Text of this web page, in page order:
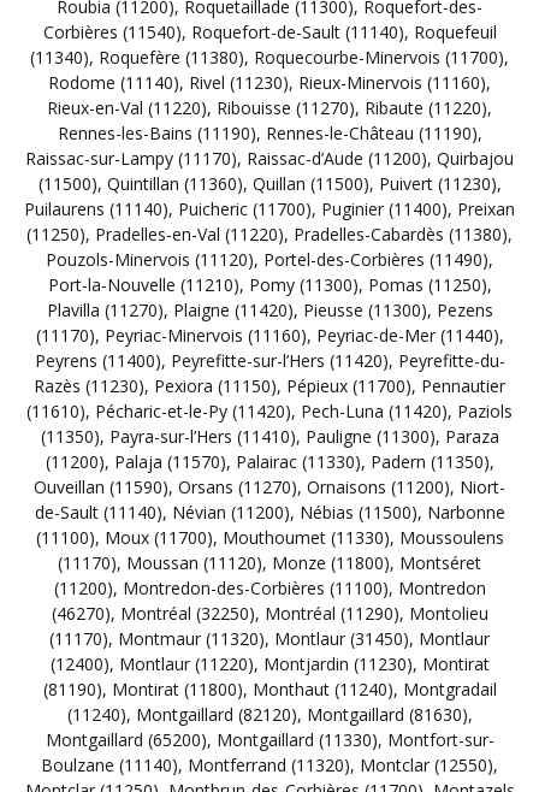
Roubia (11200), Roquetaillade (11300), Roquefort-des-
Corbières (11540), Roquefort-de-Sault (11140), Roquefeuil
(11340), Roquefère (11380), Roquecourbe-Minervois (11700),
Rodome (11140), Rivel (11230), Rieux-Minervois (11160),
Rieux-en-Val (11220), Ribouisse (11270), Ribaute (11220),
Rennes-les-Bains (11190), Rennes-le-Château (11190),
Raissac-sur-Lampy (11170), Raissac-d’Aude (11200), Quirbajou
(11500), Quintillan (11360), Quillan (11500), Puivert (11230),
Puilaurens (11140), Puicheric (11700), Puginier (11400), Preixan
(11250), Pradelles-en-Val (11220), Pradelles-Cabardès (11380),
Pouzols-Minervois (11120), Portel-des-Corbières (11490),
Port-la-Nouvelle (11210), Pomy (11300), Pomas (11250),
Plavilla (11270), Plaigne (11420), Pieusse (11300), Pezens
(11170), Peyriac-Minervois (11160), Peyriac-de-Mer (11440),
Peyrens (11400), Peyrefitte-sur-l’Hers (11420), Peyrefitte-du-
Razès (11230), Pexiora (11150), Pépieux (11700), Pennautier
(11610), Pécharic-et-le-Py (11420), Pech-Luna (11420), Paziols
(11350), Payra-sur-l’Hers (11410), Pauligne (11300), Paraza
(11200), Palaja (11570), Palairac (11330), Padern (11350),
Ouveillan (11590), Orsans (11270), Ornaisons (11200), Niort-
de-Sault (11140), Névian (11200), Nébias (11500), Narbonne
(11100), Moux (11700), Mouthoumet (11330), Moussoulens
(11170), Moussan (11120), Monze (11800), Montséret
(11200), Montredon-des-Corbières (11100), Montredon
(46270), Montréal (32250), Montréal (11290), Montolieu
(11170), Montmaur (11320), Montlaur (31450), Montlaur
(12400), Montlaur (11220), Montjardin (11230), Montirat
(81190), Montirat (11800), Monthaut (11240), Montgradail
(11240), Montgaillard (82120), Montgaillard (81630),
Montgaillard (65200), Montgaillard (11330), Montfort-sur-
Boulzane (11140), Montferrand (11320), Montclar (12550),